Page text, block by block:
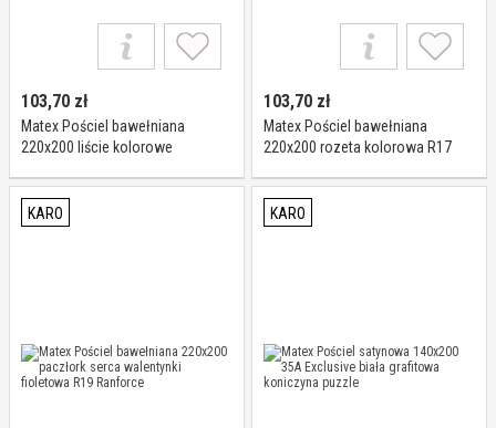
103,70 zł
Matex Pościel bawełniana
220x200 liście kolorowe
103,70 zł
Matex Pościel bawełniana
220x200 rozeta kolorowa R17
KARO KARO